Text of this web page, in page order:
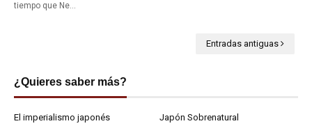
tiempo que Ne…
Entradas antiguas
¿Quieres saber más?
El imperialismo japonés
Japón Sobrenatural